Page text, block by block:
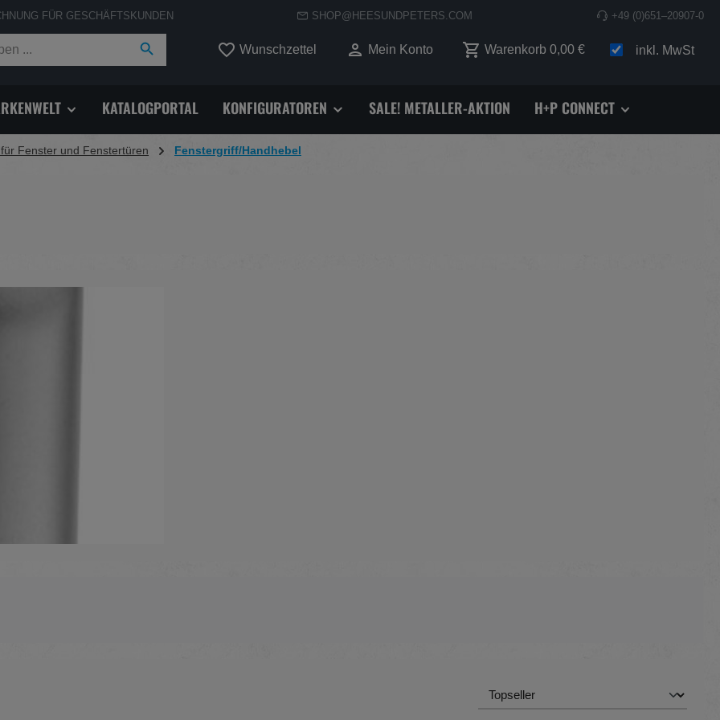
FÜR GESCHÄFTSKUNDEN SHOP@HEESUNDPETERS.COM +49 (0)651–20907-0
Wunschzettel Du hast 0 Produkte auf dem Merkzettel
Mein Konto Warenkorb 0,00 € inkl. MwSt
KATALOGPORTAL KONFIGURATOREN SALE! METALLER-AKTION H+P CONNECT
Fenster und Fenstertüren Fenstergriff/Handhebel